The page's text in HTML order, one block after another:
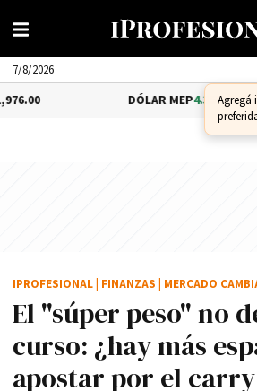
Agregá
7/8/2026
DÓLAR MEP4.35%$1,579.46
El "súper peso" no
curso: ¿hay más
apostar por el
IPROFESIONAL FINANZAS MERCADO